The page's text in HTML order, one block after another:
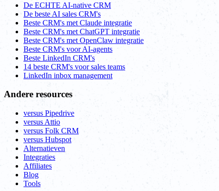
De ECHTE AI-native CRM
De beste AI sales CRM's
Beste CRM's met Claude integratie
Beste CRM's met ChatGPT integratie
Beste CRM's met OpenClaw integratie
Beste CRM's voor AI-agents
Beste LinkedIn CRM's
14 beste CRM's voor sales teams
LinkedIn inbox management
Andere resources
versus Pipedrive
versus Attio
versus Folk CRM
versus Hubspot
Alternatieven
Integraties
Affiliates
Blog
Tools